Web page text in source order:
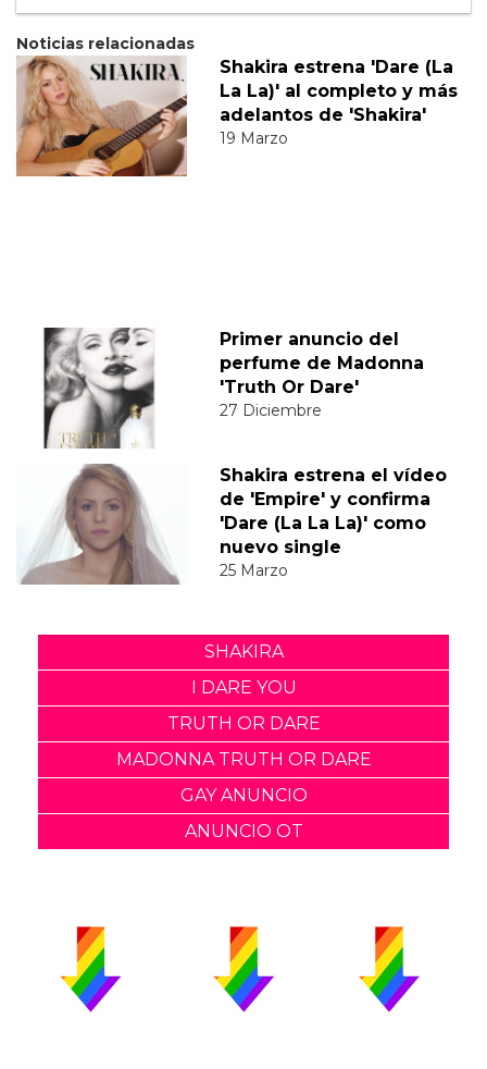
Noticias relacionadas
Shakira estrena 'Dare (La
La La)' al completo y más
adelantos de 'Shakira'
19 Marzo
Primer anuncio del
perfume de Madonna
'Truth Or Dare'
27 Diciembre
Shakira estrena el vídeo
de 'Empire' y confirma
'Dare (La La La)' como
nuevo single
25 Marzo
SHAKIRA
I DARE YOU
TRUTH OR DARE
MADONNA TRUTH OR DARE
GAY ANUNCIO
ANUNCIO OT